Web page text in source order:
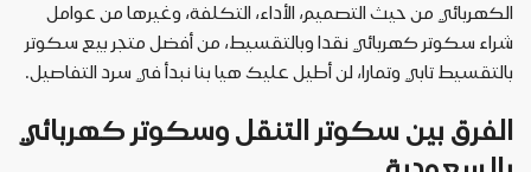
الكهربائي من حيث التصميم، الأداء، التكلفة، وغيرها من عوامل
شراء سكوتر كهربائي نقدا وبالتقسيط، من أفضل متجر بيع سكوتر
بالتقسيط تابي وتمارا، لن أطيل عليك هيا بنا نبدأ في سرد التفاصيل.
الفرق بين سكوتر التنقل وسكوتر كهربائي